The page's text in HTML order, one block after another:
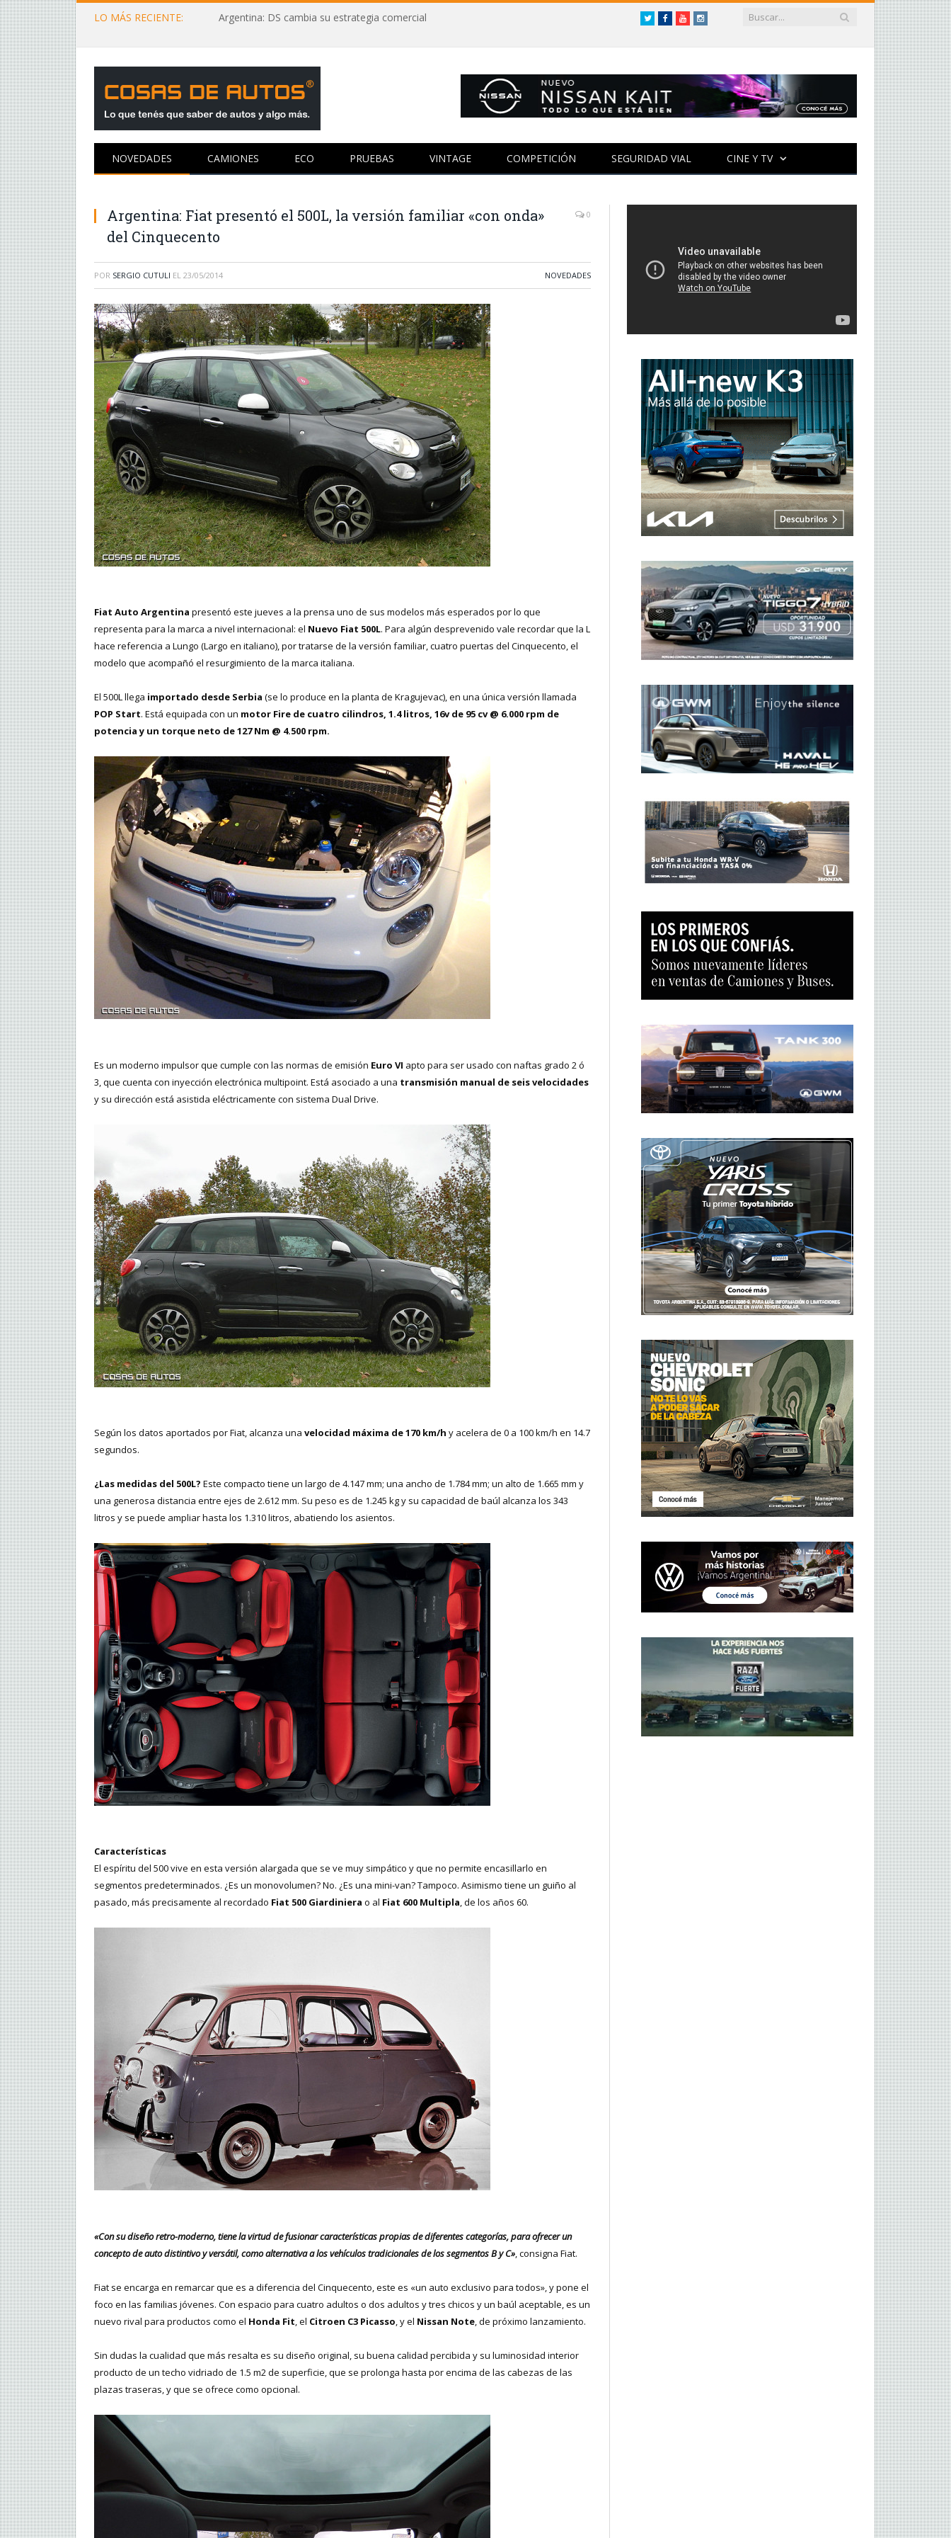
LO MÁS RECIENTE: Argentina: DS cambia su estrategia comercial TwitterFacebookYouTubeInstagram
NOVEDADES CAMIONES ECO PRUEBAS VINTAGE COMPETICIÓN SEGURIDAD VIAL CINE Y TV
Argentina: Fiat presentó el 500L, la versión familiar «con onda»
del Cinquecento
0
POR SERGIO CUTULI EL 23/05/2014 NOVEDADES
Fiat Auto Argentina presentó este jueves a la prensa uno de sus modelos más esperados por lo que
representa para la marca a nivel internacional: el Nuevo Fiat 500L. Para algún desprevenido vale recordar que la L
hace referencia a Lungo (Largo en italiano), por tratarse de la versión familiar, cuatro puertas del Cinquecento, el
modelo que acompañó el resurgimiento de la marca italiana.
El 500L llega importado desde Serbia (se lo produce en la planta de Kragujevac), en una única versión llamada
POP Start. Está equipada con un motor Fire de cuatro cilindros, 1.4 litros, 16v de 95 cv @ 6.000 rpm de
potencia y un torque neto de 127 Nm @ 4.500 rpm.
Es un moderno impulsor que cumple con las normas de emisión Euro VI apto para ser usado con naftas grado 2 ó
3, que cuenta con inyección electrónica multipoint. Está asociado a una transmisión manual de seis velocidades
y su dirección está asistida eléctricamente con sistema Dual Drive.
Según los datos aportados por Fiat, alcanza una velocidad máxima de 170 km/h y acelera de 0 a 100 km/h en 14.7
segundos.
¿Las medidas del 500L? Este compacto tiene un largo de 4.147 mm; una ancho de 1.784 mm; un alto de 1.665 mm y
una generosa distancia entre ejes de 2.612 mm. Su peso es de 1.245 kg y su capacidad de baúl alcanza los 343
litros y se puede ampliar hasta los 1.310 litros, abatiendo los asientos.
Características
El espíritu del 500 vive en esta versión alargada que se ve muy simpático y que no permite encasillarlo en
segmentos predeterminados. ¿Es un monovolumen? No. ¿Es una mini-van? Tampoco. Asimismo tiene un guiño al
pasado, más precisamente al recordado Fiat 500 Giardiniera o al Fiat 600 Multipla, de los años 60.
«Con su diseño retro-moderno, tiene la virtud de fusionar características propias de diferentes categorías, para ofrecer un
concepto de auto distintivo y versátil, como alternativa a los vehículos tradicionales de los segmentos B y C» , consigna Fiat.
Fiat se encarga en remarcar que es a diferencia del Cinquecento, este es «un auto exclusivo para todos», y pone el
foco en las familias jóvenes. Con espacio para cuatro adultos o dos adultos y tres chicos y un baúl aceptable, es un
nuevo rival para productos como el Honda Fit, el Citroen C3 Picasso, y el Nissan Note, de próximo lanzamiento.
Sin dudas la cualidad que más resalta es su diseño original, su buena calidad percibida y su luminosidad interior
producto de un techo vidriado de 1.5 m2 de superficie, que se prolonga hasta por encima de las cabezas de las
plazas traseras, y que se ofrece como opcional.